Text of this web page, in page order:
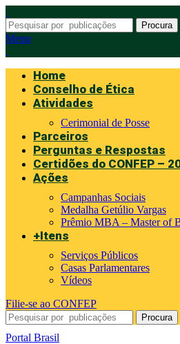
Procura
Menu
Home
Conselho de Ética
Atividades
Cerimonial de Posse
Parceiros
Perguntas e Respostas
Certidões do CONFEP –
Ações
Campanhas Sociais
Medalha Getúlio Vargas
Prêmio MBA – Master of
+Itens
Serviços Públicos
Casas Parlamentares
Vídeos
Filie-se ao CONFEP
Procura
Portal Brasil